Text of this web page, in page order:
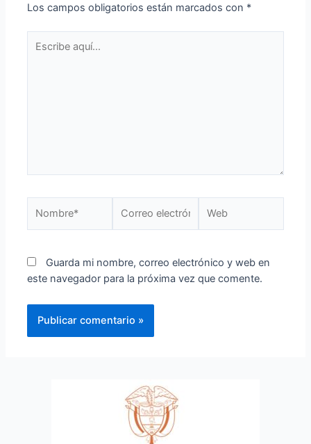
Los campos obligatorios están marcados con *
Guarda mi nombre, correo electrónico y web en
este navegador para la próxima vez que comente.